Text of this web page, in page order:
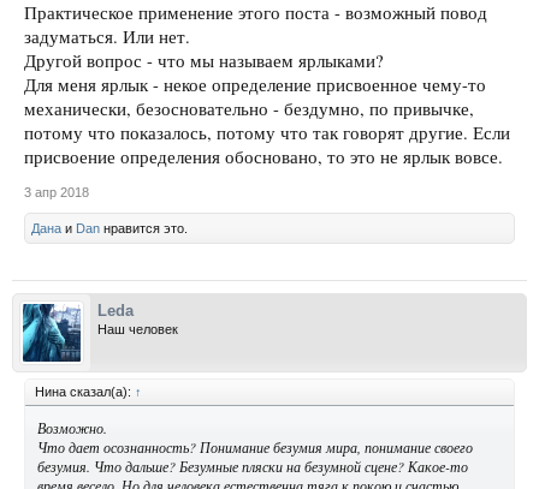
Практическое применение этого поста - возможный повод
задуматься. Или нет.
Другой вопрос - что мы называем ярлыками?
Для меня ярлык - некое определение присвоенное чему-то
механически, безосновательно - бездумно, по привычке,
потому что показалось, потому что так говорят другие. Если
присвоение определения обосновано, то это не ярлык вовсе.
3 апр 2018
Дана и Dan нравится это.
Leda
Наш человек
Нина сказал(а): ↑
Возможно.
Что дает осознанность? Понимание безумия мира, понимание своего
безумия. Что дальше? Безумные пляски на безумной сцене? Какое-то